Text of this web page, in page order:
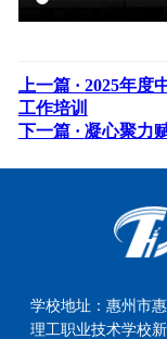
上一篇 · 2025年度
工作培训
下一篇 · 凝心聚力
学校地址：惠州市
理工职业技术学校新